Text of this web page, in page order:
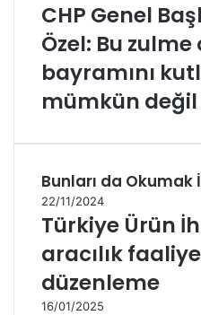
CHP Genel
Özel: Bu
bayramını
mümkün değil
Bunları da
22/11/2024
Türkiye Ürün
aracılık
düzenleme
16/01/2025